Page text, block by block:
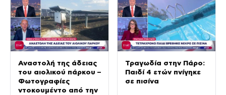
Αναστολή της άδειας
του αιολικού πάρκου –
Φωτογραφίες
ντοκουμέντο από την
Τραγωδία στην Πάρο:
Παιδί 4 ετών πνίγηκε
σε πισίνα